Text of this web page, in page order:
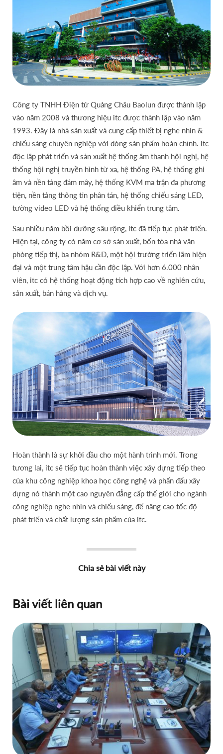
Công ty TNHH Điện tử Quảng Châu Baolun được thành lập
vào năm 2008 và thương hiệu itc được thành lập vào năm
1993. Đây là nhà sản xuất và cung cấp thiết bị nghe nhìn &
chiếu sáng chuyên nghiệp với dòng sản phẩm hoàn chỉnh. itc
độc lập phát triển và sản xuất hệ thống âm thanh hội nghị, hệ
thống hội nghị truyền hình từ xa, hệ thống PA, hệ thống ghi
âm và nền tảng đám mây, hệ thống KVM ma trận đa phương
tiện, nền tảng thông tin phân tán, hệ thống chiếu sáng LED,
tường video LED và hệ thống điều khiển trung tâm.
Sau nhiều năm bồi dưỡng sâu rộng, itc đã tiếp tục phát triển.
Hiện tại, công ty có năm cơ sở sản xuất, bốn tòa nhà văn
phòng tiếp thị, ba nhóm R&D, một hội trường triển lãm hiện
đại và một trung tâm hậu cần độc lập. Với hơn 6.000 nhân
viên, itc có hệ thống hoạt động tích hợp cao về nghiên cứu,
sản xuất, bán hàng và dịch vụ.
Hoàn thành là sự khởi đầu cho một hành trình mới. Trong
tương lai, itc sẽ tiếp tục hoàn thành việc xây dựng tiếp theo
của khu công nghiệp khoa học công nghệ và phấn đấu xây
dựng nó thành một cao nguyên đẳng cấp thế giới cho ngành
công nghiệp nghe nhìn và chiếu sáng, để nâng cao tốc độ
phát triển và chất lượng sản phẩm của itc.
Chia sẻ bài viết này
Bài viết liên quan